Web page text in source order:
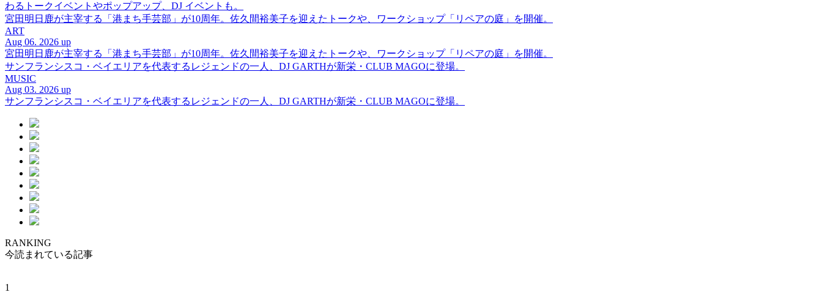
わるトークイベントやポップアップ、DJ イベントも。
宮田明日鹿が主宰する「港まち手芸部」が10周年。佐久間裕美子を迎えたトークや、ワークショップ「リペアの庭」を開催。
ART
Aug 06. 2026 up
宮田明日鹿が主宰する「港まち手芸部」が10周年。佐久間裕美子を迎えたトークや、ワークショップ「リペアの庭」を開催。
サンフランシスコ・ベイエリアを代表するレジェンドの一人、DJ GARTHが新栄・CLUB MAGOに登場。
MUSIC
Aug 03. 2026 up
サンフランシスコ・ベイエリアを代表するレジェンドの一人、DJ GARTHが新栄・CLUB MAGOに登場。
RANKING
今読まれている記事
1